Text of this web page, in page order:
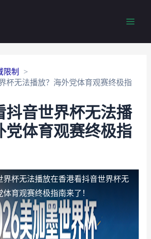
限制
杯无法播放？海外党体育观赛终极指
抖音世界杯无法播
党体育观赛终极指
界杯无法播放在香港看抖音世界杯无
育观赛终极指南来了！